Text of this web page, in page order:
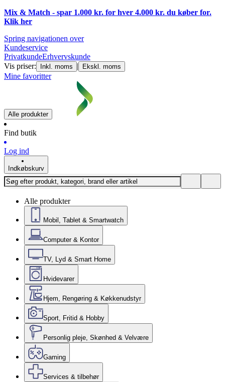
Mix & Match - spar 1.000 kr. for hver 4.000 kr. du køber for.
Klik her
Spring navigationen over
Kundeservice
PrivatkundeErhvervskunde
Vis priser:
Inkl. moms | Ekskl. moms
Mine favoritter
Alle produkter
Find butik
Log ind
Indkøbskurv
Alle produkter
Mobil, Tablet & Smartwatch
Computer & Kontor
TV, Lyd & Smart Home
Hvidevarer
Hjem, Rengøring & Køkkenudstyr
Sport, Fritid & Hobby
Personlig pleje, Skønhed & Velvære
Gaming
Services & tilbehør